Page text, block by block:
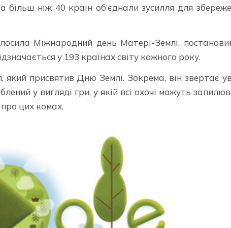
більш ніж 40 країн об’єднали зусилля для
Міжнародний день Матері-Землі,
у 193 країнах світу кожного року.
присвятив Дню Землі. Зокрема, він звертає
у вигляді гри, у якій всі охочі можуть
цих комах.